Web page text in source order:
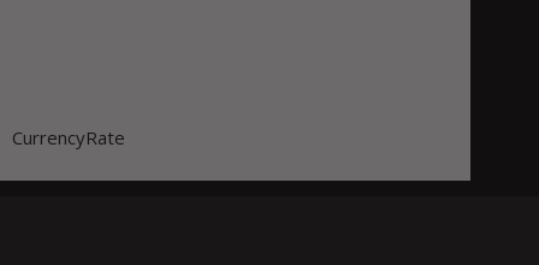
CurrencyRate